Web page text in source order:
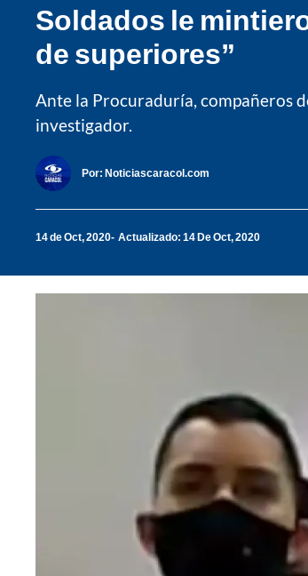
Soldados le
de superiores”
Ante la Procuraduría, compañeros
investigador.
Por: Noticiascaracol.com
14 de Oct, 2020 Actualizado: 14 De Oct, 2020